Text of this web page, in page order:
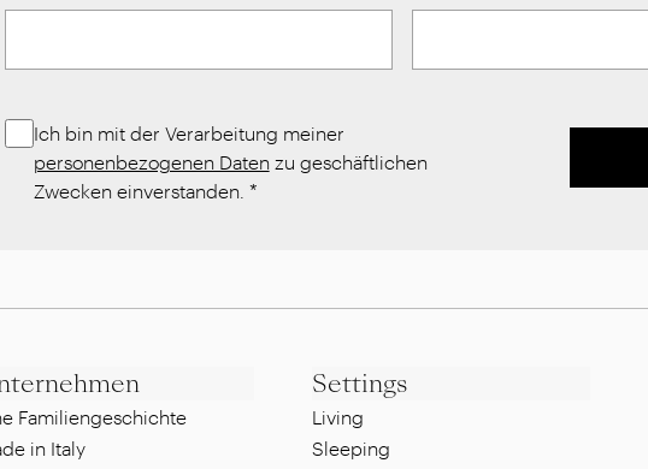
Ich bin mit der Verarbeitung meiner
personenbezogenen Daten zu geschäftlichen
Zwecken einverstanden. *
Familiengeschichte
in Italy
Settings
Living
Sleeping